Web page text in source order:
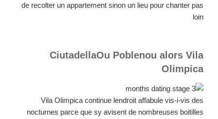
de recolter un appartement sinon un lieu pour chanter pas
loin
CiutadellaOu Poblenou alors Vila
Olimpica
Vila Olimpica continue lendroit affabule vis-i-vis des
nocturnes parce que sy avisent de nombreuses boitilles